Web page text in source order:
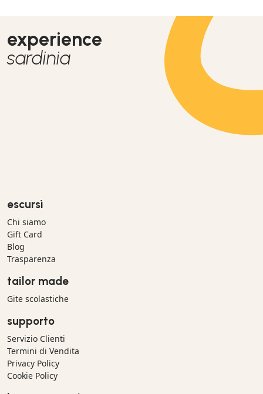
experience
sardinia
escursì
Chi siamo
Gift Card
Blog
Trasparenza
tailor made
Gite scolastiche
supporto
Servizio Clienti
Termini di Vendita
Privacy Policy
Cookie Policy